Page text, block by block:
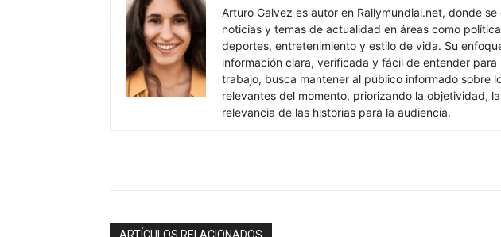
Arturo Galvez es autor en Rallymundial.net, donde
noticias y temas de actualidad en áreas como
deportes, entretenimiento y estilo de vida. Su
información clara, verificada y fácil de entender para
trabajo, busca mantener al público informado sobre
relevantes del momento, priorizando la objetividad,
relevancia de las historias para la audiencia.